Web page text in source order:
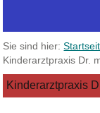
Sie sind hier:
Kinderarztpraxis Dr.
Kinderarztpraxis